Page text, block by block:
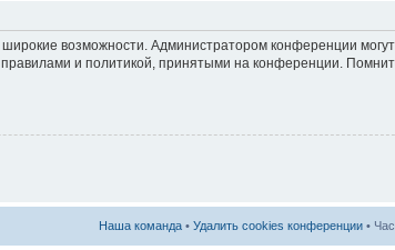
возможности. Администратором конференции
и политикой, принятыми на конференции.
Наша команда • Удалить cookies конференции •